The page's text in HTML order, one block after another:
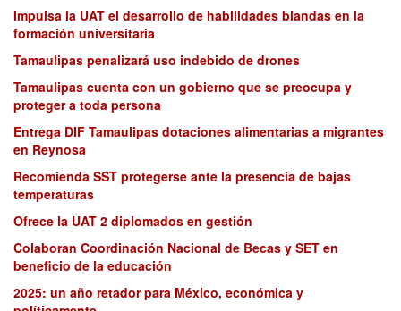
Impulsa la UAT el desarrollo de habilidades blandas en la
formación universitaria
Tamaulipas penalizará uso indebido de drones
Tamaulipas cuenta con un gobierno que se preocupa y
proteger a toda persona
Entrega DIF Tamaulipas dotaciones alimentarias a migrantes
en Reynosa
Recomienda SST protegerse ante la presencia de bajas
temperaturas
Ofrece la UAT 2 diplomados en gestión
Colaboran Coordinación Nacional de Becas y SET en
beneficio de la educación
2025: un año retador para México, económica y